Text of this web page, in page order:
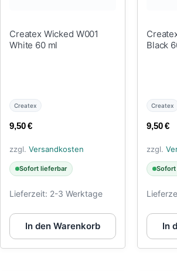
Createx Wicked W001
White 60 ml
Createx
9,50€
zzgl. Versandkosten
Sofort lieferbar
Lieferzeit: 2-3 Werktage
In den Warenkorb
Black
Createx
9,50€
zzgl.
In